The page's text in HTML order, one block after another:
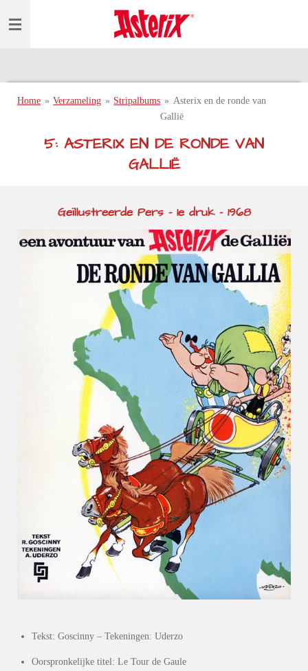
direct
Home » Verzameling » Stripalbums » Asterix en de ronde van
Gallië
5: ASTERIX EN DE RONDE VAN
GALLIË
Geïllustreerde Pers - 1e druk - 1968
Tekst: Goscinny – Tekeningen: Uderzo
Oorspronkelijke titel: Le Tour de Gaule